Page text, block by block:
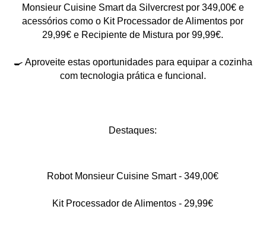
Monsieur Cuisine Smart da Silvercrest por 349,00€ e
acessórios como o Kit Processador de Alimentos por
29,99€ e Recipiente de Mistura por 99,99€.
🍳 Aproveite estas oportunidades para equipar a cozinha
com tecnologia prática e funcional.
Destaques:
Robot Monsieur Cuisine Smart - 349,00€
Kit Processador de Alimentos - 29,99€